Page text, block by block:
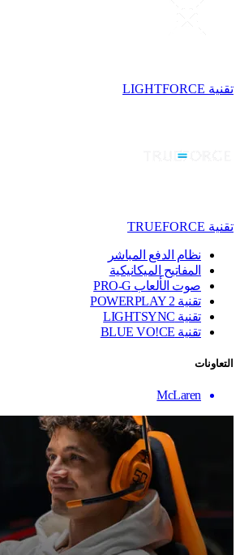
تقنية LIGHTFORCE
تقنية TRUEFORCE
نظام الدفع المباشر
المفاتيح الميكانيكية
صوت الألعاب PRO-G
تقنية ‏POWERPLAY 2
تقنية LIGHTSYNC
تقنية BLUE VO!CE
التعاونات
McLaren